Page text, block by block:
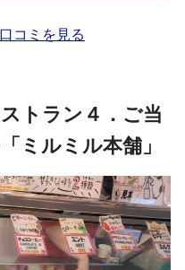
コミを見る
トラン４．ご当
ミルミル本舗」